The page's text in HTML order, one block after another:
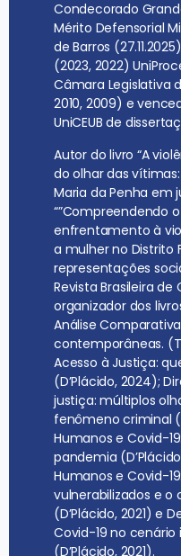
Condecorado
Mérito Defensorial
de Barros
(2023, 2022)
Câmara Legislativa
2010, 2009) e
UniCEUB de
Autor do livro “A
do olhar das
Maria da Penha em
“”Compreendendo
enfrentamento à
a mulher no Distrito
representações
Revista Brasileira de
organizador dos
Análise
contemporâneas.
Acesso à Justiça:
(D’Plácido, 2024);
justiça: múltiplos
fenômeno criminal
Humanos e Covid-
pandemia
Humanos e Covid-
vulnerabilizados e
(D’Plácido, 2021) e
Covid-19 no
(D’Plácido, 2021).